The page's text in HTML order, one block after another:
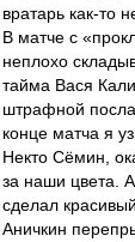
вратарь как-то
В матче с
неплохо
тайма Вася
штрафной
конце матча я
Некто Сёмин,
за наши цвета. А
сделал
Аничкин